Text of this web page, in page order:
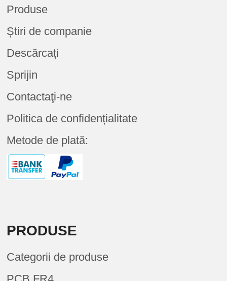
Produse
Știri de companie
Descărcați
Sprijin
Contactaţi-ne
Politica de confidențialitate
Metode de plată:
PRODUSE
Categorii de produse